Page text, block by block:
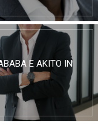
E AKITO IN